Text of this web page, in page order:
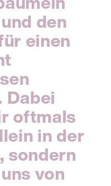
den
einen
Dabei
oftmals
in der
sondern
von